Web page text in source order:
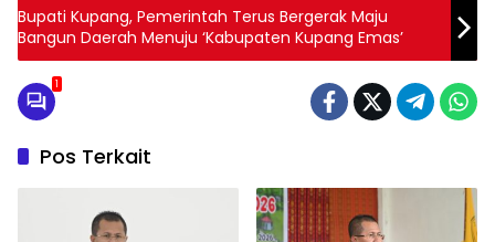
Bupati Kupang, Pemerintah Terus Bergerak Maju
Bangun Daerah Menuju ‘Kabupaten Kupang Emas’
1
Pos Terkait